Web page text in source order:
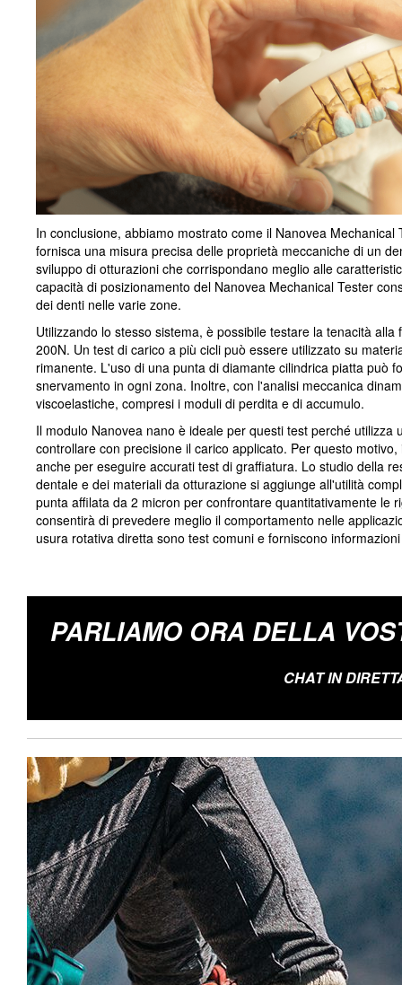
In conclusione, abbiamo mostrato come il Nanovea
fornisca una misura precisa delle proprietà meccaniche di un
sviluppo di otturazioni che corrispondano meglio alle
capacità di posizionamento del Nanovea Mechanical Tester
dei denti nelle varie zone.
Utilizzando lo stesso sistema, è possibile testare la tenacità
200N. Un test di carico a più cicli può essere utilizzato su
rimanente. L'uso di una punta di diamante cilindrica piatta può
snervamento in ogni zona. Inoltre, con l'analisi meccanica
viscoelastiche, compresi i moduli di perdita e di accumulo.
Il modulo Nanovea nano è ideale per questi test perché utilizza
controllare con precisione il carico applicato. Per questo
anche per eseguire accurati test di graffiatura. Lo studio della
dentale e dei materiali da otturazione si aggiunge all'utilità
punta affilata da 2 micron per confrontare quantitativamente le
consentirà di prevedere meglio il comportamento nelle
usura rotativa diretta sono test comuni e forniscono
PARLIAMO ORA DELLA
CHAT IN